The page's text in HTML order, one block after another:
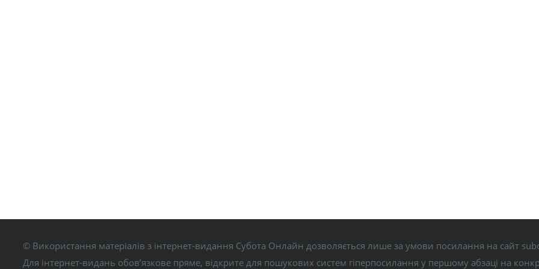
© Використання матеріалів з інтернет-видання Субота Онлайн дозволяється лише за умови посилання на сайт
Для інтернет-видань обов’язкове пряме, відкрите для пошукових систем гіперпосилання у першому абзаці на